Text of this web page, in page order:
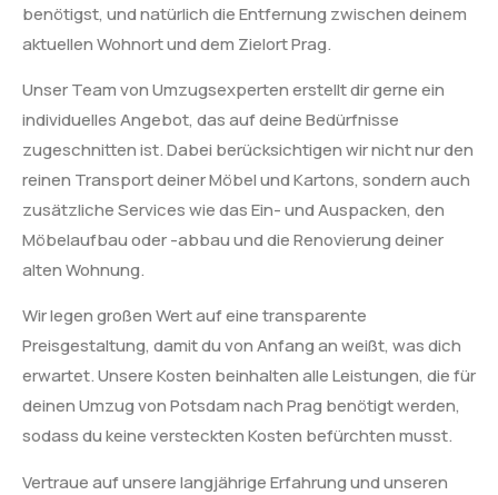
benötigst, und natürlich die Entfernung zwischen deinem
aktuellen Wohnort und dem Zielort Prag.
Unser Team von Umzugsexperten erstellt dir gerne ein
individuelles Angebot, das auf deine Bedürfnisse
zugeschnitten ist. Dabei berücksichtigen wir nicht nur den
reinen Transport deiner Möbel und Kartons, sondern auch
zusätzliche Services wie das Ein- und Auspacken, den
Möbelaufbau oder -abbau und die Renovierung deiner
alten Wohnung.
Wir legen großen Wert auf eine transparente
Preisgestaltung, damit du von Anfang an weißt, was dich
erwartet. Unsere Kosten beinhalten alle Leistungen, die für
deinen Umzug von Potsdam nach Prag benötigt werden,
sodass du keine versteckten Kosten befürchten musst.
Vertraue auf unsere langjährige Erfahrung und unseren